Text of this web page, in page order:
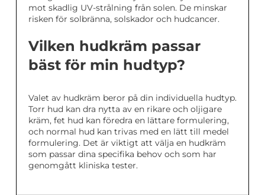
mot skadlig UV-strålning från solen. De minskar
risken för solbränna, solskador och hudcancer.
Vilken hudkräm passar
bäst för min hudtyp?
Valet av hudkräm beror på din individuella hudtyp.
Torr hud kan dra nytta av en rikare och oljigare
kräm, fet hud kan föredra en lättare formulering,
och normal hud kan trivas med en lätt till medel
formulering. Det är viktigt att välja en hudkräm
som passar dina specifika behov och som har
genomgått kliniska tester.